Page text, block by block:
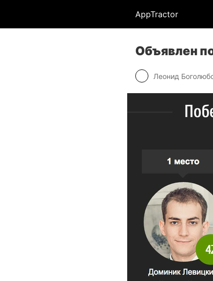
AppTractor
Объявлен
Леонид